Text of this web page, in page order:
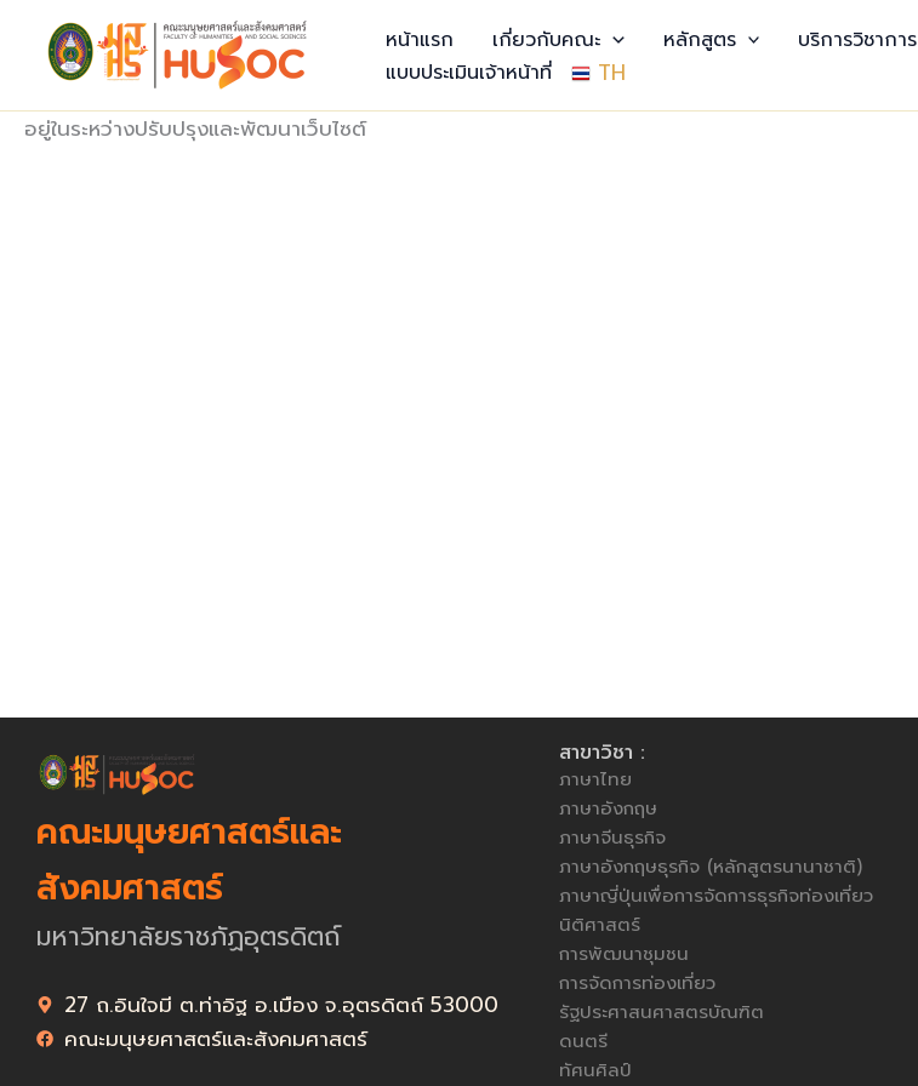
content
หน้าแรก เกี่ยวกับคณะ หลักสูตร บริการวิชาการ
แบบประเมินเจ้าหน้าที่
TH
อยู่ในระหว่างปรับปรุงและพัฒนาเว็บไซต์
คณะมนุษยศาสตร์และ
สังคมศาสตร์
มหาวิทยาลัยราชภัฏอุตรดิตถ์
27 ถ.อินใจมี ต.ท่าอิฐ อ.เมือง จ.อุตรดิตถ์ 53000
คณะมนุษยศาสตร์และสังคมศาสตร์
สาขาวิชา :
ภาษาไทย
ภาษาอังกฤษ
ภาษาจีนธุรกิจ
ภาษาอังกฤษธุรกิจ (หลักสูตรนานาชาติ)
ภาษาญี่ปุ่นเพื่อการจัดการธุรกิจท่องเที่ยว
นิติศาสตร์
การพัฒนาชุมชน
การจัดการท่องเที่ยว
รัฐประศาสนศาสตรบัณฑิต
ดนตรี
ทัศนศิลป์